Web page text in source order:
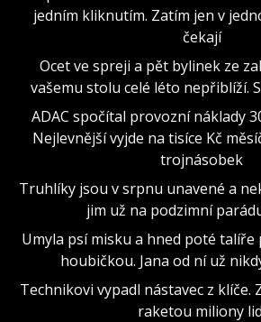
jedním kliknutím. Zatím jen v
čekají
Ocet ve spreji a pět bylinek ze
vašemu stolu celé léto nepřiblíží.
ADAC spočítal provozní náklady
Nejlevnější vyjde na tisíce Kč
trojnásobek
Truhlíky jsou v srpnu unavené a
jim už na podzimní
Umyla psí misku a hned poté
houbičkou. Jana od ní už
Technikovi vypadl nástavec z klíče.
raketou miliony